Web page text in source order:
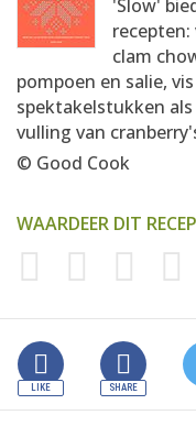
'Slow'
recepten:
clam
pompoen en salie,
spektakelstukken
vulling van
© Good Cook
WAARDEER DIT